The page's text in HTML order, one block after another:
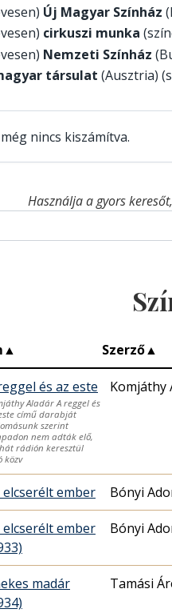
Új Magyar Színház
cirkuszi munka
Nemzeti Színház
társulat (Ausztria)
még nincs kiszámítva.
Használja a gyors
▲ Szerző▲
és az este
Aladár A reggel és
című darabját
szerint
nem adták elő,
rádión keresztül
közv
Komjáthy
elcserélt ember Bónyi
elcserélt ember
Bónyi
madár
Tamási